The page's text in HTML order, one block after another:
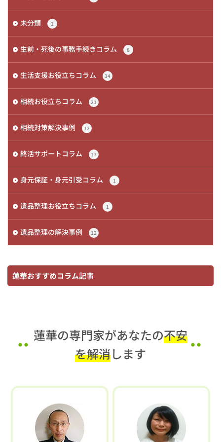
未分類 1
生前・死後の事務手続きコラム 8
生活支援お役立ちコラム 34
相続お役立ちコラム 21
相続対策解決事例 12
終活サポートコラム 17
身元保証・身元引受コラム 1
遺品整理お役立ちコラム 1
遺品整理の解決事例 12
蓮華おすすめコラム記事
蓮華の専門家があなたの不安
を解消します